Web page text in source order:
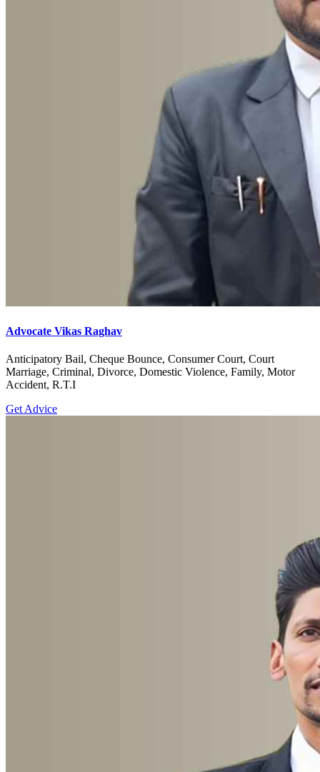
Advocate Vikas Raghav
Anticipatory Bail, Cheque Bounce, Consumer Court, Court
Marriage, Criminal, Divorce, Domestic Violence, Family, Motor
Accident, R.T.I
Get Advice